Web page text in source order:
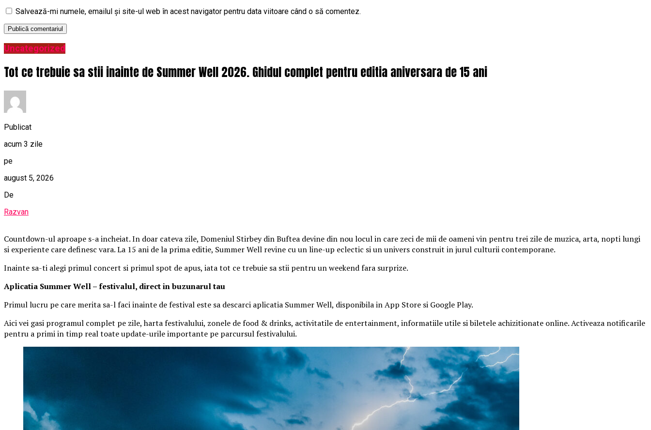
Salvează-mi numele, emailul și site-ul web în acest navigator pentru data viitoare când o să comentez.
Uncategorized
Tot ce trebuie sa stii inainte de Summer Well 2026. Ghidul complet pentru editia aniversara de 15 ani
Publicat
acum 3 zile
pe
august 5, 2026
De
Razvan
Countdown-ul aproape s-a incheiat. In doar cateva zile, Domeniul Stirbey din Buftea devine din nou locul in care zeci de mii de oameni vin pentru trei zile de muzica, arta, nopti lungi
si experiente care definesc vara. La 15 ani de la prima editie, Summer Well revine cu un line-up eclectic si un univers construit in jurul culturii contemporane.
Inainte sa-ti alegi primul concert si primul spot de apus, iata tot ce trebuie sa stii pentru un weekend fara surprize.
Aplicatia Summer Well– festivalul, direct in buzunarul tau
Primul lucru pe care merita sa-l faci inainte de festival este sa descarci aplicatia Summer Well, disponibila in App Store si Google Play.
Aici vei gasi programul complet pe zile, harta festivalului, zonele de food & drinks, activitatile de entertainment, informatiile utile si biletele achizitionate online. Activeaza notificarile
pentru a primi in timp real toate update-urile importante pe parcursul festivalului.